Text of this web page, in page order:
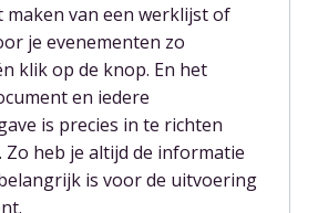
maken van een werklijst of
je evenementen zo
klik op de knop. En het
en iedere
is precies in te richten
Zo heb je altijd de informatie
is voor de uitvoering